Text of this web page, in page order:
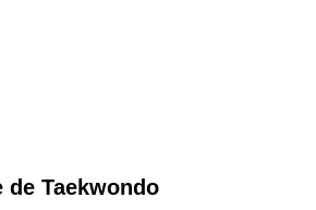
de Taekwondo